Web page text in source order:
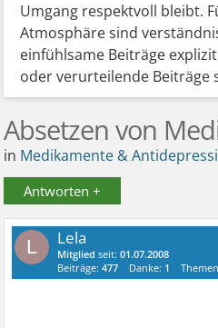
Umgang respektvoll bleibt.
Atmosphäre sind
einfühlsame Beiträge
oder verurteilende Beiträge
Absetzen von
in Medikamente &
Antworten +
L Lela
Mitglied seit:01.07.2008
Beiträge:477 Danke: 1